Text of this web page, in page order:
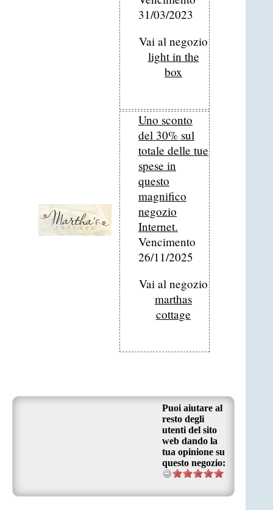
31/03/2023
Vai al negozio
light in the
box
Uno sconto
del 30% sul
totale delle tue
spese in
questo
magnifico
negozio
Internet.
Vencimento
26/11/2025
Vai al negozio
marthas
cottage
Puoi aiutare al
resto degli
utenti del sito
web dando la
tua opinione su
questo negozio: